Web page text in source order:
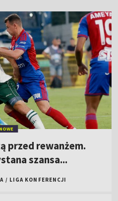
NOWE
przed rewanżem.
szansa...
/ LIGA KONFERENCJI